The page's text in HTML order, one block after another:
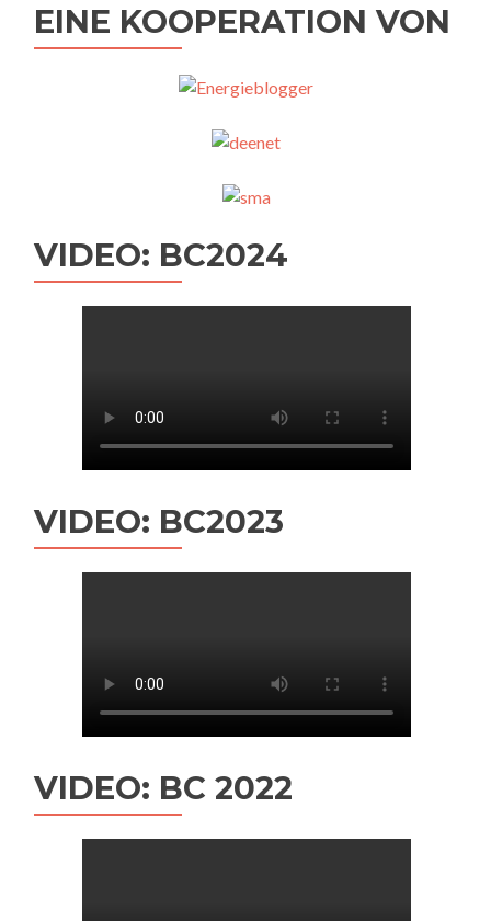
EINE KOOPERATION VON
VIDEO: BC2024
VIDEO: BC2023
VIDEO: BC 2022